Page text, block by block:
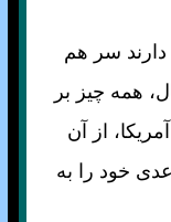
سر هم
همه چيز بر
از آن
خود را به